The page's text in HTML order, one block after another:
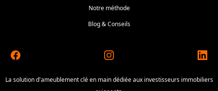
Notre méthode
Blog & Conseils
Facebook Instagram
La solution d'ameublement clé en main dédiée aux investisseurs immobiliers